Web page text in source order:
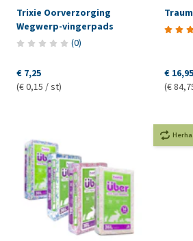
Trixie Oorverzorging
Wegwerp-vingerpads
(0)
€ 7,25
(€ 0,15 / st)
€ 16,95
(€